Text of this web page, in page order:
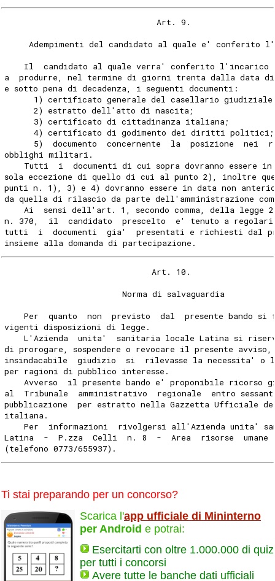
                               Art. 9.
Adempimenti del candidato al quale e' conferito
Il  candidato al quale verra' conferito l'incarico
a  produrre, nel termine di giorni trenta dalla data di
e sotto pena di decadenza, i seguenti documenti:
1) certificato generale del casellario
      2) estratto dell'atto di nascita;
      3) certificato di cittadinanza italiana;
      4) certificato di godimento dei diritti politici;
5)  documento  concernente  la  posizione  nei
obblighi militari.
Tutti  i  documenti di cui sopra dovranno essere
sola eccezione di quello di cui al punto 2), inoltre
punti n. 1), 3) e 4) dovranno essere in data non
da quella di rilascio da parte dell'amministrazione
Ai  sensi dell'art. 1, secondo comma, della legge
n. 370,  il  candidato  prescelto  e' tenuto a
tutti  i  documenti  gia'  presentati e richiesti dal
insieme alla domanda di partecipazione.
                              Art. 10.
                        Norma di salvaguardia
Per  quanto  non  previsto  dal  presente bando si
vigenti disposizioni di legge.
L'Azienda  unita'  sanitaria locale Latina si
di prorogare, sospendere o revocare il presente avviso,
insindacabile  giudizio  si  rilevasse la necessita' o
per ragioni di pubblico interesse.
Avverso  il presente bando e' proponibile ricorso
al  Tribunale  amministrativo  regionale  entro
pubblicazione  per estratto nella Gazzetta Ufficiale
italiana.
Per  informazioni  rivolgersi all'Azienda unita'
Latina  -  P.zza  Celli  n. 8  -  Area  risorse  umane -
(telefono 0773/655937).
Ti stai preparando per un concorso?
Scarica l'app ufficiale di Mininterno
per Android e potrai:
Esercitarti con oltre 1.000.000 di quiz
per tutti i concorsi
Avere tutte le banche dati ufficiali